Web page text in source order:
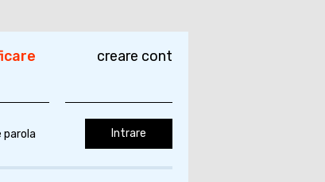
creare cont
parola